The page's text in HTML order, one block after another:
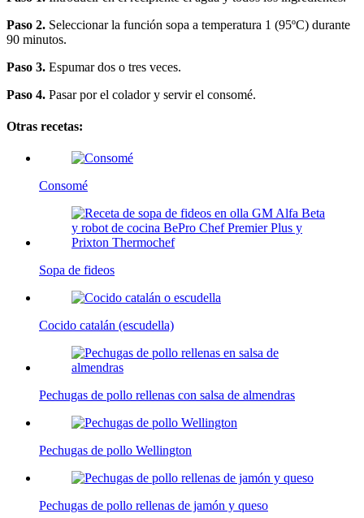
Paso 2. Seleccionar la función sopa a temperatura 1 (95ºC) durante
90 minutos.
Paso 3. Espumar dos o tres veces.
Paso 4. Pasar por el colador y servir el consomé.
Otras recetas:
Consomé
Sopa de fideos
Cocido catalán (escudella)
Pechugas de pollo rellenas con salsa de almendras
Pechugas de pollo Wellington
Pechugas de pollo rellenas de jamón y queso